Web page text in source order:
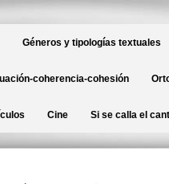
Géneros y tipologías textuales
coherencia-cohesión
Cine Si se calla el